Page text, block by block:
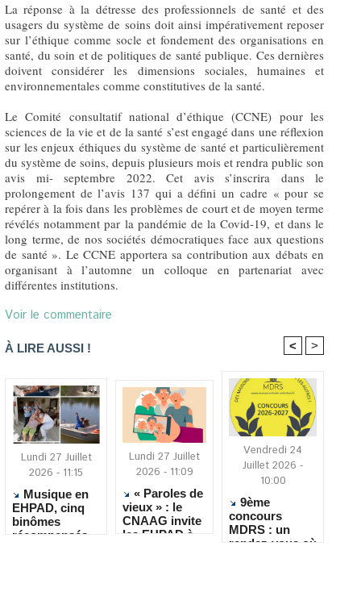
La réponse à la détresse des professionnels de santé et des
usagers du système de soins doit ainsi impérativement reposer
sur l’éthique comme socle et fondement des organisations en
santé, du soin et de politiques de santé publique. Ces dernières
doivent considérer les dimensions sociales, humaines et
environnementales comme constitutives de la santé.
Le Comité consultatif national d’éthique (CCNE) pour les
sciences de la vie et de la santé s’est engagé dans une réflexion
sur les enjeux éthiques du système de santé et particulièrement
du système de soins, depuis plusieurs mois et rendra public son
avis mi- septembre 2022. Cet avis s’inscrira dans le
prolongement de l’avis 137 qui a défini un cadre « pour se
repérer à la fois dans les problèmes de court et de moyen terme
révélés notamment par la pandémie de la Covid-19, et dans le
long terme, de nos sociétés démocratiques face aux questions
de santé ». Le CCNE apportera sa contribution aux débats en
organisant à l’automne un colloque en partenariat avec
différentes institutions.
Voir le commentaire
À LIRE AUSSI ! < >
Lundi 27 Juillet
2026 - 11:15
Musique en
EHPAD, cinq
binômes
récompensés
Lundi 27 Juillet
2026 - 11:09
« Paroles de
vieux » : le
CNAAG invite
les EHPAD à
Vendredi 24
Juillet 2026 -
10:00
9ème
concours
MDRS : un
rendez-vous où